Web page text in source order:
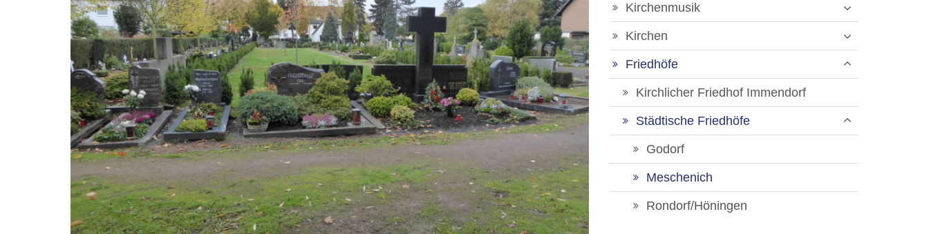
Kirchenmusik
Kirchen
Friedhöfe
Kirchlicher Friedhof Immendorf
Städtische Friedhöfe
Godorf
Meschenich
Rondorf/Höningen